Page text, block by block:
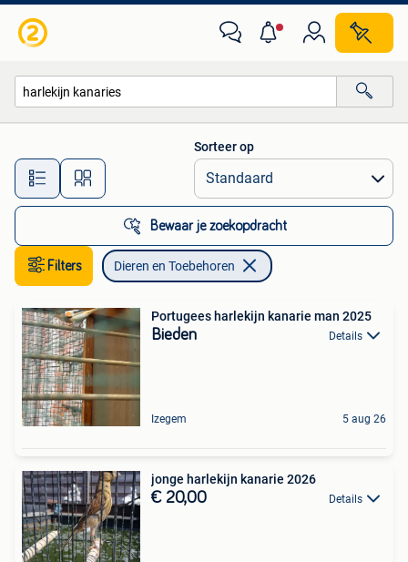
Alle afstanden…
Sorteer op
Bewaar je zoekopdracht
Filters Dieren en Toebehoren
Portugees harlekijn kanarie man 2025
Bieden Details
Izegem 5 aug 26
jonge harlekijn kanarie 2026
€ 20,00 Details